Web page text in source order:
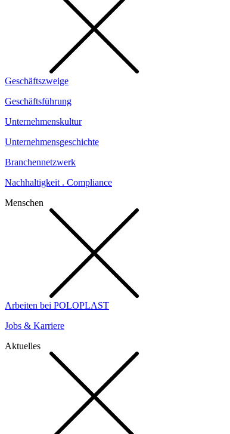
Geschäftszweige
Geschäftsführung
Unternehmenskultur
Unternehmensgeschichte
Branchennetzwerk
Nachhaltigkeit . Compliance
Menschen
Arbeiten bei POLOPLAST
Jobs & Karriere
Aktuelles